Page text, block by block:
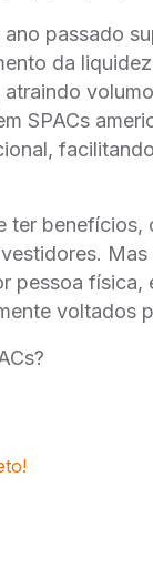
passado
da
SPACs
ter benefícios,
pessoa
voltados